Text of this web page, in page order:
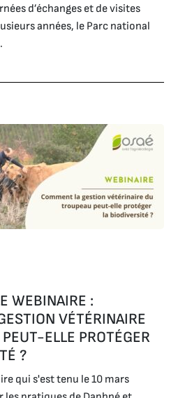
d’échanges et de visites
années, le Parc national
WEBINAIRE :
VÉTÉRINAIRE
ELLE PROTÉGER
?
qui s'est tenu le 10 mars